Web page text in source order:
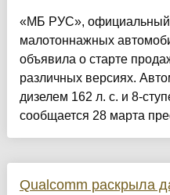
«МБ РУС», официальный
малотоннажных
объявила о старте
различных версиях.
дизелем 162 л. с. и 8-
сообщается 28 марта
Qualcomm раскрыла